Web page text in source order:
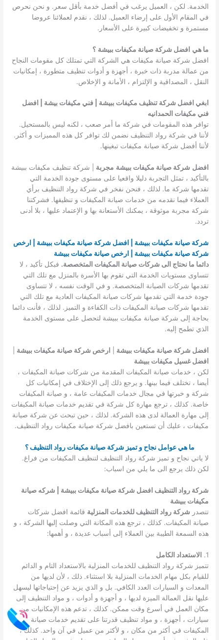
الخدمة. لكن ، العميل يرغب في أفضل خدمة بأقل سعر. و نحن نحرص
في المقام الأول على إرضاء العميل. لذلك ، نقدم لعملائنا عروضا
مستمرة و تخفيضات كبيرة على الأسعار.
ما هي افضل شركة صيانة مكيفات ببيشة ؟
افضل شركة صيانة مكيفات هي الشركة التي تمتلك كل مقومات النجاح
من عمالة مدربة ذات خبرة ، أجهزة و أدوات تنظيف متطورة ، إمكانيات
النقل ، المصداقية و الإلتزام ، الأمانة و الإخلاص.
ابغي افضل شركة تنظيف مكيفات ببيشة | فني مكيفات بيشة | افضل
فني مكيفات الحمدانيه
توافر هذه المقومات في شركة ما أمر صعب ، لكنه ليس بالمستحيل.
لأننا في شركة رواد التنظيف نضمن لك توافر كل هذه المميزات و أكثر.
لأننا أفضل شركة صيانة مكيفات تبغينها.
افضل شركة صيانة مكيفات ببيشة مجربة | شركة تنظيف مكيفات ببيشة
بالتأكيد ، تمثل التجربة دليلا واقعيا على مستوى جودة الخدمة التي
تقدمها شركة ما. لذلك ، فنحن نفخر في شركة رواد التنظيف برأي
العملاء فيما نقدمه من خدمات صيانة المكيفات و تنظيفها. فشركتنا
شركة مجربة موثوقة ، يمكنك الأستعانة بها و الإعتماد عليها ، بلا أدنى
تردد.
شركة صيانة مكيفات ببيشة | افضل شركة صيانة مكيفات ببيشة | ارخص
شركة صيانة مكيفات ببيشة | ارخص صيانة مكيفات ببيشة
دائما ما نحتاج الى شركات صيانة المكيفات المتخصصة. فبكل تأكيد ، لا
تتساوى مستويات الخدمة التي تقوم بها الأسرة بالمنزل مع تلك التي
تقدمها شركات الصيانة المتخصصة. و في الوقت نفسه ، لا تتساوى
جودة خدمة التي تقدمها شركات صيانة المكيفات العادية مع تلك التي
تقدمها شركات صيانة المكيفات ذات الكفاءة و التميز. لذلك ، فأنت دائما
بحاجة إلى شركة صيانة مكيفات ببيشة لتحصل على مستوى الخدمة
الذي تطمح إليه.
افضل شركة صيانة مكيفات ببيشة ارخص شركة صيانة مكيفات ببيشة
افضل غسيل مكيفات ببيشة
لكن ، خدمات صيانة المكيفات المقدمة من شركات صيانة المكيفات ،
أيضا ، تختلف فيما بينها. و يرجع ذلك إلى الإختلاف في إمكانيات كل
شركة و خبرتها في مجال خدمات المكيفات عامة ، و صيانة المكيفات
خاصة. كذلك ، ترجع مهارة كل شركة في تقديم خدمات صيانة المكيفات
إلى مهارة العمالة لدى هذه الشركة. لذلك ، حين تبحث عن شركة صيانة
مكيفات ، عليك أن تستعين بافضل شركة صيانة مكيفات رواد التنظيف.
ما هي عوامل نجاح و تميز شركة صيانة مكيفات رواد التنظيف ؟
لا ياتي نجاح و تميز شركة رواد التنظيف لتنظيف المكيفات من فراغ.
لكن ذلك يرجع الى ما يلي من اسباب:
شركة رواد التنظيف افضل شركة صيانة مكيفات ببيشة | شركه صيانة
مكيفات ببيشة
تتصدر شركة رواد التنظيف للخدمات المنزلية قائمة افضل شركات
صيانة المكيفات. كذلك ، ترجع هذه المكانة التي وصلت إليها الشركة ، و
هذه السمعة الطيبة بين العملاء إلى أسباب عديدة ، و أهمها:
1.
الاستعداد الكامل
تتميز شركة رواد التنظيف للخدمات المنزلية بالاستعداد التام و الدائم
للقيام بكل مهام الخدمات المنزلية بلا استثناء. ذلك ، لأن لديها من
المعدات و السيارات العدد الكافي. بل و الذي يزيد عن إحتياجاتها ليسهل
عليها نقل العمالة الميزة لديها ، و أجهزة و أدوات ، و مواد التنظيف إلى
مكان العمل في أسرع وقت ممكن. كذلك ، تدعم هذه الإمكانيات من
سيارات ، أجهزة ، و مواد تنظيف قدرتنا على تقديم خدمات صيانة
المكيفات في أكثر من مكان ، و لأكثر من عميل في آن واحد. كذلك ،